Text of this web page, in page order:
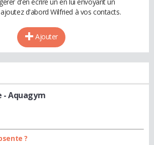
d'abord Wilfried à vos contacts.
Ajouter
- Aquagym
?